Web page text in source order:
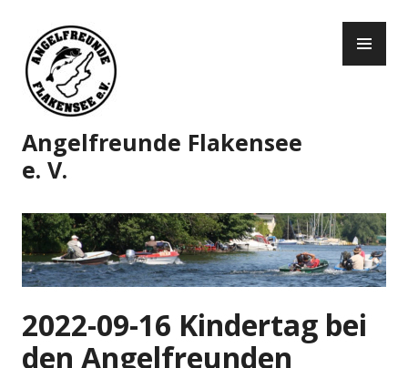
Inhalt
springen
Angelfreunde Flakensee
e. V.
2022-09-16 Kindertag bei
den Angelfreunden